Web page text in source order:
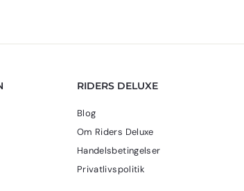
RIDERS DELUXE
Blog
Om Riders Deluxe
Handelsbetingelser
Privatlivspolitik